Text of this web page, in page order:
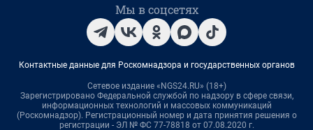
Мы в соцсетях
Контактные данные для Роскомнадзора и государственных органов
Сетевое издание «NGS24.RU» (18+)
Зарегистрировано Федеральной службой по надзору в сфере связи,
информационных технологий и массовых коммуникаций
(Роскомнадзор). Регистрационный номер и дата принятия решения о
регистрации - ЭЛ № ФС 77-78818 от 07.08.2020 г.